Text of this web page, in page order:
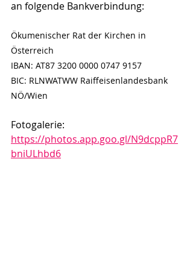
an folgende Bankverbindung:
Ökumenischer Rat der Kirchen in
Österreich
IBAN: AT87 3200 0000 0747 9157
BIC: RLNWATWW Raiffeisenlandesbank
NÖ/Wien
Fotogalerie:
https://photos.app.goo.gl/N9dcppR7
bniULhbd6